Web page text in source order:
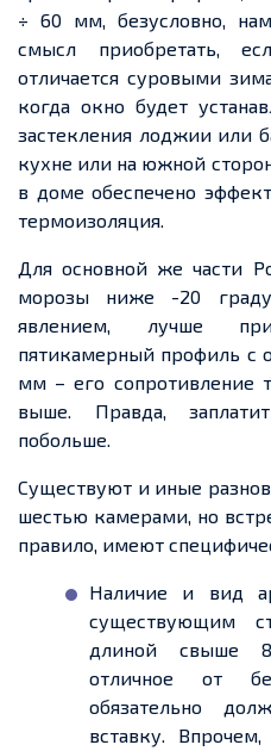
÷ 60 мм, безусловно,
смысл приобретать,
отличается суровыми
когда окно будет
застекления лоджии или
кухне или на южной
в доме обеспечено
термоизоляция.
Для основной же части
морозы ниже -20
явлением, лучше
пятикамерный профиль с
мм – его сопротивление
выше. Правда,
побольше.
Существуют и иные
шестью камерами, но
правило, имеют
Наличие и вид
существующим
длиной свыше
отличное от
обязательно
вставку.